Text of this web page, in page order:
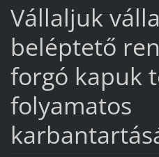
Vállaljuk
beléptető
forgó kapuk
folyamatos